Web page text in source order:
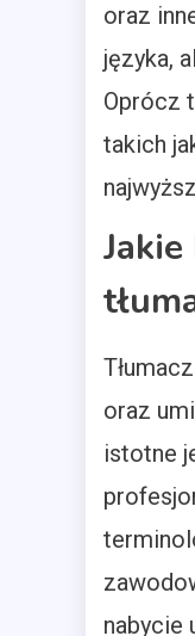
oraz
języka,
Oprócz
takich
oraz
istotne
nabycie